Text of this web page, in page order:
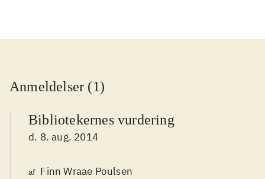
Anmeldelser (1)
Bibliotekernes vurdering
d. 8. aug. 2014
af Finn Wraae Poulsen